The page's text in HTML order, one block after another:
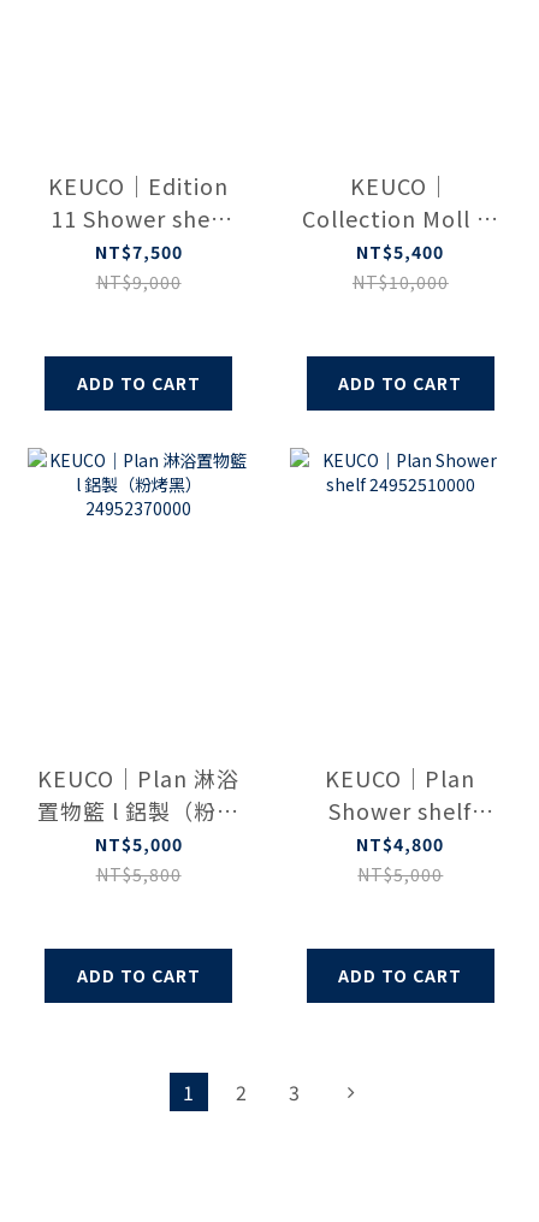
KEUCO｜Edition
11 Shower shelf
with glass wiper
11159010000
NT$7,500
NT$9,000
ADD TO CART
KEUCO｜
Collection Moll 置
物架 l 附刮板 (鉻
色) 12759010000
NT$5,400
NT$10,000
ADD TO CART
KEUCO｜Plan 淋浴
置物籃 l 鋁製（粉烤
黑）24952370000
NT$5,000
NT$5,800
ADD TO CART
KEUCO｜Plan
Shower shelf
24952510000
NT$4,800
NT$5,000
ADD TO CART
1 2 3